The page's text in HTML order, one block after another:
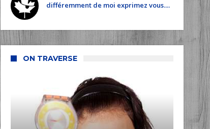
différemment de moi exprimez vous....
ON TRAVERSE